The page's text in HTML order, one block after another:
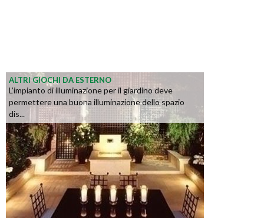
ALTRI GIOCHI DA ESTERNO
L’impianto di illuminazione per il giardino deve
permettere una buona illuminazione dello spazio
dis...